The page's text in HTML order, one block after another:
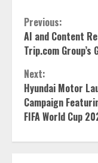
Continue
Reading
Previous:
AI and Content
Trip.com Group’s
Next:
Hyundai Motor
Campaign
FIFA World Cup